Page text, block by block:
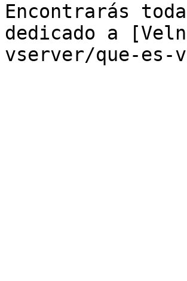
Encontrarás
dedicado a